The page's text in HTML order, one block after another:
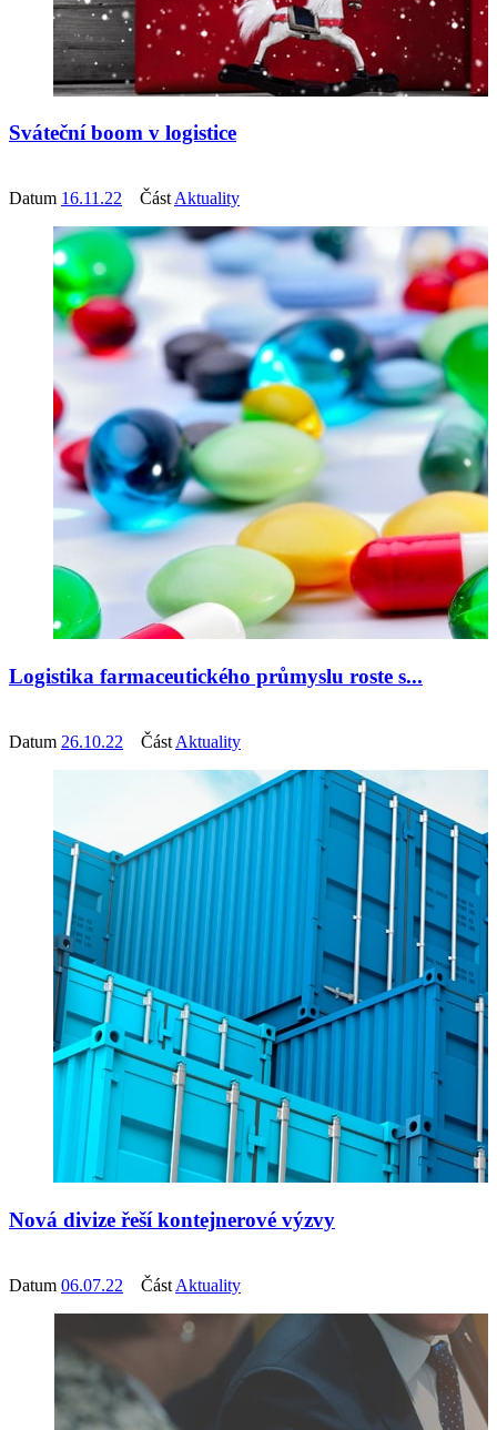
Sváteční boom v logistice
Datum 16.11.22 ČástAktuality
Logistika farmaceutického průmyslu roste s...
Datum 26.10.22 Část Aktuality
Nová divize řeší kontejnerové výzvy
Datum 06.07.22 Část Aktuality